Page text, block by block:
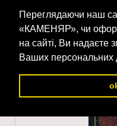
Переглядаючи наш
«КАМЕНЯР», чи
на сайті, Ви надаєте
Ваших персональних
У Кошик
Липа Юрій. Твори: